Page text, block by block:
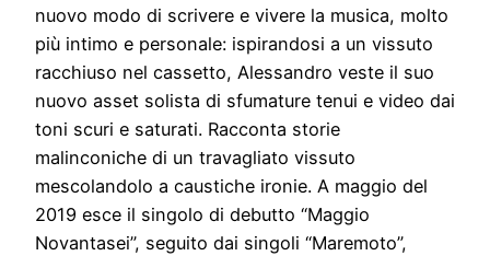
nuovo modo di scrivere e vivere la musica, molto
più intimo e personale: ispirandosi a un vissuto
racchiuso nel cassetto, Alessandro veste il suo
nuovo asset solista di sfumature tenui e video dai
toni scuri e saturati. Racconta storie
malinconiche di un travagliato vissuto
mescolandolo a caustiche ironie. A maggio del
2019 esce il singolo di debutto “Maggio
Novantasei”, seguito dai singoli “Maremoto”,